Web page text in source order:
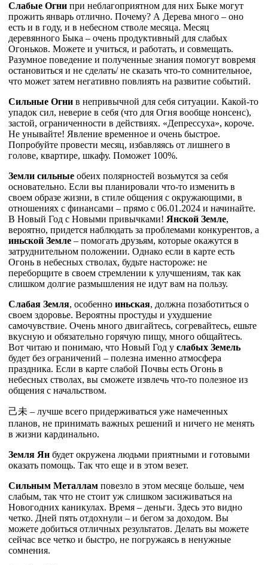
Слабые Огни при неблагоприятном для них Быке могут
прожить январь отлично. Почему? А Дерева много – оно
есть и в году, и в небесном стволе месяца. Месяц
деревянного Быка – очень продуктивный для слабых
Огоньков. Можете и учиться, и работать, и совмещать.
Разумное поведение и полученные знания помогут вовремя
остановиться и не сделать/ не сказать что-то сомнительное,
что может затем негативно повлиять на развитие событий.
Сильные Огни в непривычной для себя ситуации. Какой-то
упадок сил, неверие в себя (что для Огня вообще нонсенс),
застой, ограниченности в действиях. «Депрессуха», короче.
Не унывайте! Явление временное и очень быстрое.
Попробуйте провести месяц, избавляясь от лишнего в
голове, квартире, шкафу. Поможет 100%.
Земли сильные обеих полярностей возьмутся за себя
основательно. Если вы планировали что-то изменить в
своем образе жизни, в стиле общения с окружающими, в
отношениях с финансами – прямо с 06.01.2024 и начинайте.
В Новый Год с Новыми привычками! Янской Земле,
вероятно, придется наблюдать за проблемами конкурентов, а
иньской Земле – помогать друзьям, которые окажутся в
затруднительном положении. Однако если в карте есть
Огонь в небесных стволах, будьте настороже: не
переборщите в своем стремлении к улучшениям, так как
слишком долгие размышления не идут вам на пользу.
Слабая Земля, особенно иньская, должна позаботиться о
своем здоровье. Вероятны простуды и ухудшение
самочувствие. Очень много двигайтесь, согревайтесь, ешьте
вкусную и обязательно горячую пищу, много общайтесь.
Вот читаю и понимаю, что Новый Год у слабых Земель
будет без ограничений – полезна именно атмосфера
праздника. Если в карте слабой Почвы есть Огонь в
небесных стволах, вы сможете извлечь что-то полезное из
общения с начальством.
己未 – лучше всего придерживаться уже намеченных
планов, не принимать важных решений и ничего не менять
в жизни кардинально.
Земля Ян будет окружена людьми приятными и готовыми
оказать помощь. Так что еще и в этом везет.
Сильным Металлам повезло в этом месяце больше, чем
слабым, так что не стоит уж слишком засиживаться на
Новогодних каникулах. Время – деньги. Здесь это видно
четко. Дней пять отдохнули – и бегом за доходом. Вы
можете добиться отличных результатов. Делать вы можете
сейчас все четко и быстро, не погружаясь в ненужные
сомнения.